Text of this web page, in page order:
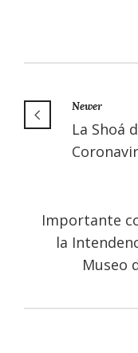
Newer
La Shoá
Importante
la
Museo